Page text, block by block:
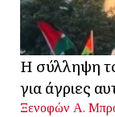
Η σύλληψη
για άγριες
Ξενοφών Α.